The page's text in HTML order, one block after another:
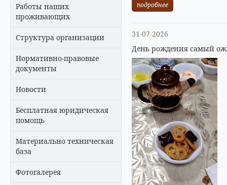
Работы наших
проживающих
Структура организации
Нормативно-правовые
документы
Новости
Бесплатная юридическая
помощь
Материально техническая
база
Фотогалерея
подробнее
31-07-2026
День рождения самый